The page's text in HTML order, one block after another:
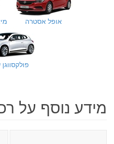
אופל אסטרה
פולקסווגן
מידע נוסף על